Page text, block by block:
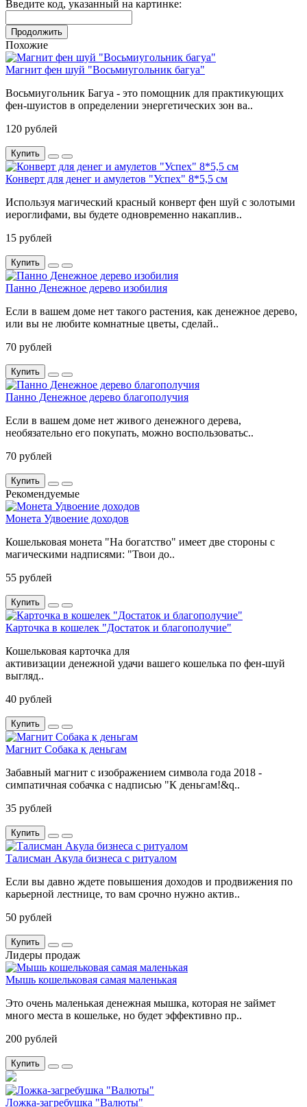
Введите код, указанный на картинке:
Продолжить
Похожие
Магнит фен шуй "Восьмиугольник багуа"
Восьмиугольник Багуа - это помощник для практикующих
фен-шуистов в определении энергетических зон ва..
120 рублей
Купить
Конверт для денег и амулетов "Успех" 8*5,5 см
Используя магический красный конверт фен шуй с золотыми
иероглифами, вы будете одновременно накаплив..
15 рублей
Купить
Панно Денежное дерево изобилия
Если в вашем доме нет такого растения, как денежное дерево,
или вы не любите комнатные цветы, сделай..
70 рублей
Купить
Панно Денежное дерево благополучия
Если в вашем доме нет живого денежного дерева,
необязательно его покупать, можно воспользоватьс..
70 рублей
Купить
Рекомендуемые
Монета Удвоение доходов
Кошельковая монета "На богатство" имеет две стороны с
магическими надписями: "Твои до..
55 рублей
Купить
Карточка в кошелек "Достаток и благополучие"
Кошельковая карточка для
активизации денежной удачи вашего кошелька по фен-шуй
выгляд..
40 рублей
Купить
Магнит Собака к деньгам
Забавный магнит с изображением символа года 2018 -
симпатичная собачка с надписью "К деньгам!&q..
35 рублей
Купить
Талисман Акула бизнеса с ритуалом
Если вы давно ждете повышения доходов и продвижения по
карьерной лестнице, то вам срочно нужно актив..
50 рублей
Купить
Лидеры продаж
Мышь кошельковая самая маленькая
Это очень маленькая денежная мышка, которая не займет
много места в кошельке, но будет эффективно пр..
200 рублей
Купить
Ложка-загребушка "Валюты"